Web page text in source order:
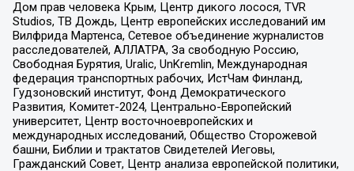
Дом прав человека Крым, Центр дикого лосося, TVR
Studios, ТВ Дождь, Центр европейских исследований им
Вилфрида Мартенса, Сетевое объединение журналистов
расследователей, АЛЛАТРА, За свободную Россию,
Свободная Бурятия, Uralic, UnKremlin, Международная
федерация транспортных рабочих, ИстЧам Финланд,
Гудзоновский институт, Фонд Демократического
Развития, Комитет-2024, Центрально-Европейский
университет, Центр восточноевропейских и
международных исследований, Общество Сторожевой
башни, Библии и трактатов Свидетелей Иеговы,
Гражданский Совет, Центр анализа европейской политики,